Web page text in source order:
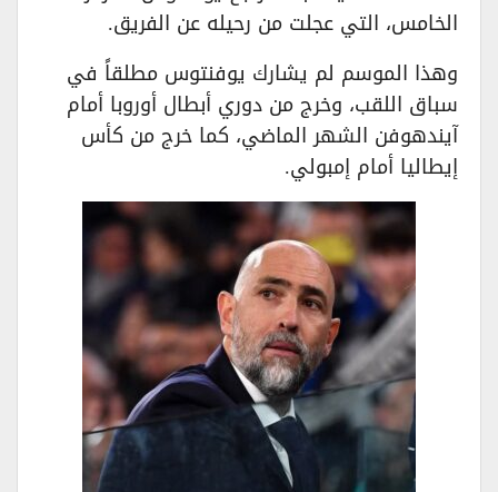
الخامس، التي عجلت من رحيله عن الفريق.
وهذا الموسم لم يشارك يوفنتوس مطلقاً في
سباق اللقب، وخرج من دوري أبطال أوروبا أمام
آيندهوفن الشهر الماضي، كما خرج من كأس
إيطاليا أمام إمبولي.